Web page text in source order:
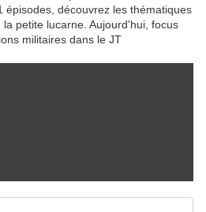
épisodes, découvrez les thématiques
petite lucarne. Aujourd'hui, focus
militaires dans le JT